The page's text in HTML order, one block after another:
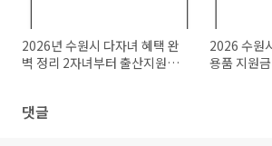
2026년 수원시 다자녀 혜택 완
벽 정리 2자녀부터 출산지원금
2026 수원
용품 지원
댓글